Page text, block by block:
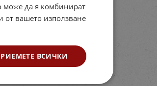
може да я комбинират
от вашето използване
ВСИЧКИ